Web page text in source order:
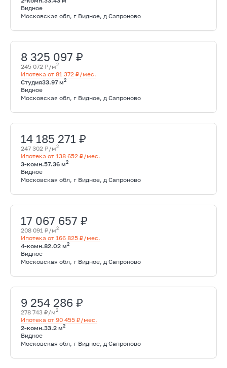
Видное
Московская обл, г Видное, д Сапроново
8 325 097 ₽
245 072 ₽/м2
Ипотека от 81 372 ₽/мес.
Студия33.97 м2
Видное
Московская обл, г Видное, д Сапроново
14 185 271 ₽
247 302 ₽/м2
Ипотека от 138 652 ₽/мес.
3-комн.57.36 м2
Видное
Московская обл, г Видное, д Сапроново
17 067 657 ₽
208 091 ₽/м2
Ипотека от 166 825 ₽/мес.
4-комн.82.02 м2
Видное
Московская обл, г Видное, д Сапроново
9 254 286 ₽
278 743 ₽/м2
Ипотека от 90 455 ₽/мес.
2-комн.33.2 м2
Видное
Московская обл, г Видное, д Сапроново